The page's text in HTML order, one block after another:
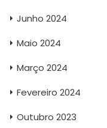
Junho 2024
Maio 2024
Março 2024
Fevereiro 2024
Outubro 2023